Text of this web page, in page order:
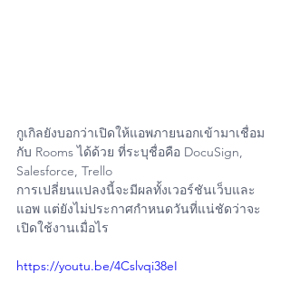
กูเกิลยังบอกว่าเปิดให้แอพภายนอกเข้ามาเชื่อม
กับ Rooms ได้ด้วย ที่ระบุชื่อคือ DocuSign,
Salesforce, Trello
การเปลี่ยนแปลงนี้จะมีผลทั้งเวอร์ชันเว็บและ
แอพ แต่ยังไม่ประกาศกำหนดวันที่แน่ชัดว่าจะ
เปิดใช้งานเมื่อไร
https://youtu.be/4Cslvqi38eI